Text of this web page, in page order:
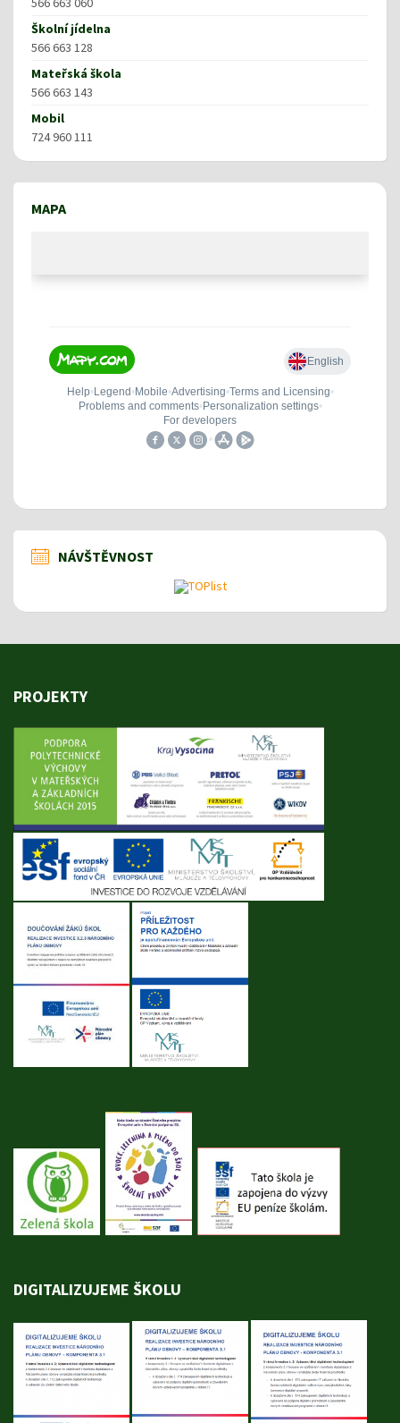
Školní jídelna
566 663 128
Mateřská škola
566 663 143
Mobil
724 960 111
MAPA
NÁVŠTĚVNOST
PROJEKTY
DIGITALIZUJEME ŠKOLU